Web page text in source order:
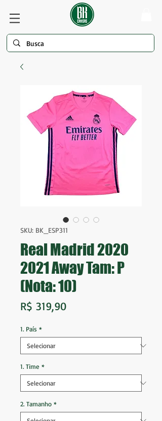
SKU: BK_ESP311
Real Madrid 2020
2021 Away Tam: P
(Nota: 10)
R$ 319,90Preço
1. País *
1. Time *
2. Tamanho *